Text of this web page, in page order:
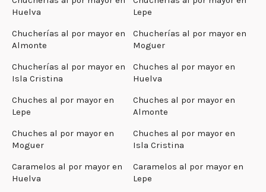
Huelva
Lepe
Chucherías al por mayor en
Almonte
Chucherías al por mayor en
Moguer
Chucherías al por mayor en
Isla Cristina
Chuches al por mayor en
Huelva
Chuches al por mayor en
Lepe
Chuches al por mayor en
Almonte
Chuches al por mayor en
Moguer
Chuches al por mayor en
Isla Cristina
Caramelos al por mayor en
Huelva
Caramelos al por mayor en
Lepe